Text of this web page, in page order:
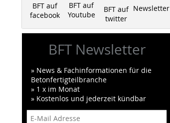
BFT auf
facebook
BFT auf
Youtube
BFT auf
twitter
Newsletter
BFT Newsletter
» News & Fachinformationen für die
Betonfertigteilbranche
» 1 x im Monat
» Kostenlos und jederzeit kündbar